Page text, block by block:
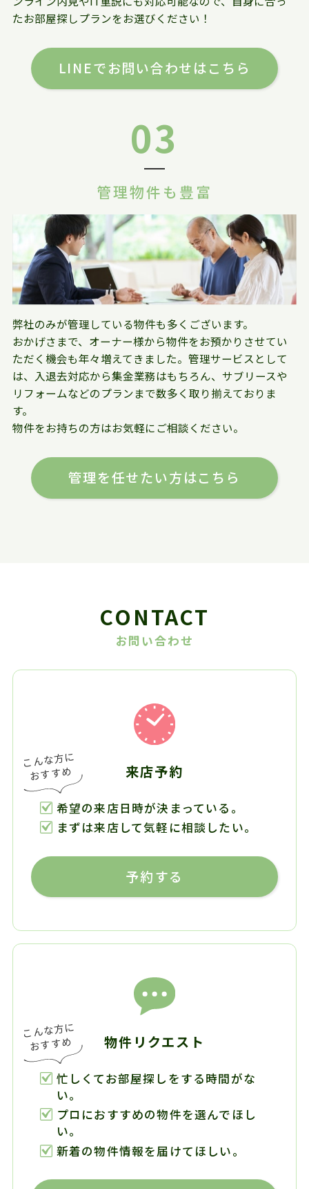
たお部屋探しプランをお選びください！
LINEでお問い合わせはこちら
03
管理物件も豊富
弊社のみが管理している物件も多くございます。
おかげさまで、オーナー様から物件をお預かりさせてい
ただく機会も年々増えてきました。管理サービスとして
は、入退去対応から集金業務はもちろん、サブリースや
リフォームなどのプランまで数多く取り揃えておりま
す。
物件をお持ちの方はお気軽にご相談ください。
管理を任せたい方はこちら
CONTACT
お問い合わせ
来店予約
希望の来店日時が決まっている。
まずは来店して気軽に相談したい。
予約する
物件リクエスト
忙しくてお部屋探しをする時間がな
い。
プロにおすすめの物件を選んでほし
い。
新着の物件情報を届けてほしい。